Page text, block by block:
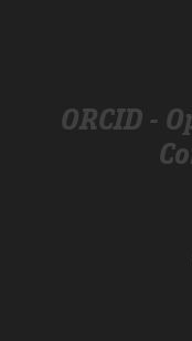
ORCID -